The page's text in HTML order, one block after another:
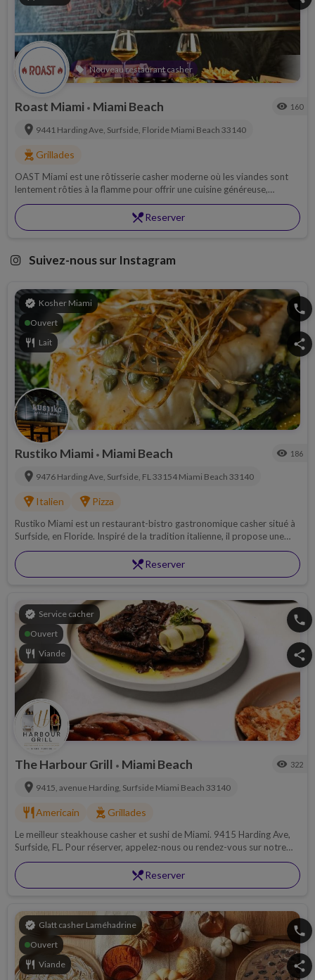
local_offer Nouveau restaurant casher
Roast Miami • Miami Beach visibility 160
location_on 9441 Harding Ave, Surfside, Floride Miami Beach 33140
outdoor_grill Grillades
OAST Miami est une rôtisserie casher moderne où les viandes sont
lentement rôties à la flamme pour offrir une cuisine généreuse,
savoureuse et authentique.
restaurant_menuReserver
Suivez-nous sur Instagram
verified Kosher Miami
Ouvert
restaurant Lait
phone
share
Rustiko Miami • Miami Beach visibility 186
location_on 9476 Harding Ave, Surfside, FL 33154 Miami Beach 33140
local_pizzaItalien local_pizzaPizza
Rustiko Miami est un restaurant-bistro gastronomique casher situé à
Surfside, en Floride. Inspiré de la tradition italienne, il propose une
cuisine raffinée mettant à l'honneur des pâtes fraîches, des pizzas
artisanales et de nombreuses spécialités méditerranéennes, dans une
ambiance élégante et conviviale.
restaurant_menuReserver
verified Service cacher
Ouvert
restaurant Viande
phone
share
The Harbour Grill • Miami Beach visibility 322
location_on 9415, avenue Harding, Surfside Miami Beach 33140
restaurant Americain outdoor_grill Grillades
Le meilleur steakhouse casher et sushi de Miami. 9415 Harding Ave,
Surfside, FL. Pour réserver, appelez-nous ou rendez-vous sur notre
site internet.
restaurant_menuReserver
verified Glatt casher Laméhadrine
Ouvert
restaurant Viande
phone
share